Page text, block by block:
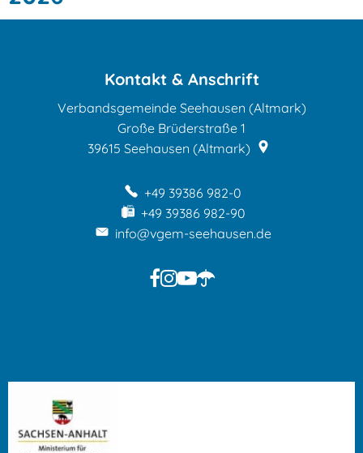
Mitteilungsblättern
Kontakt & Anschrift
Verbandsgemeinde Seehausen (Altmark)
Große Brüderstraße 1
39615 Seehausen (Altmark)
+49 39386 982-0
+49 39386 982-90
info@vgem-seehausen.de